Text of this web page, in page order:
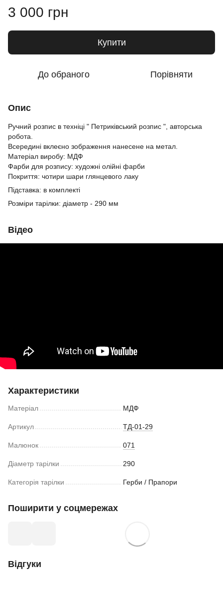
3 000 грн
Купити
До обраного Порівняти
Опис
Ручний розпис в техніці " Петриківський розпис ", авторська
робота.
Всередині вклеєно зображення нанесене на метал.
Матеріал виробу: МДФ
Фарби для розпису: художні олійні фарби
Покриття: чотири шари глянцевого лаку
Підставка: в комплекті
Розміри тарілки: діаметр - 290 мм
Відео
Характеристики
Матеріал МДФ
Артикул ТД-01-29
Малюнок 071
Діаметр тарілки 290
Категорія тарілки Герби / Прапори
Поширити у соцмережах
Відгуки